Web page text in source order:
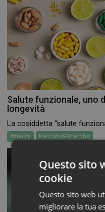
Salute funzionale, uno
longevità
La cosiddetta “salute
Attualità Mercato&Ricerche
Questo sito
cookie
Questo sito web
migliorare la tua